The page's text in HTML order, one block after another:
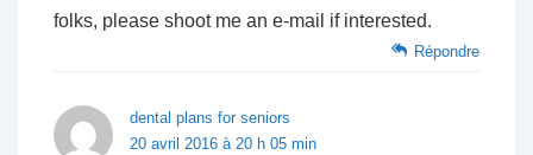
folks, please shoot me an e-mail if interested.
Répondre
dental plans for seniors
20 avril 2016 à 20 h 05 min